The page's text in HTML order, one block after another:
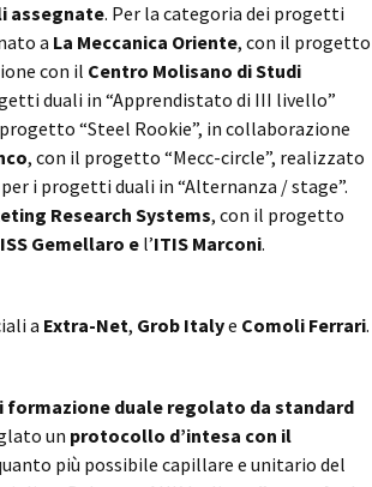
assegnate. Per la categoria dei progetti
a La Meccanica Oriente, con il progetto
con il Centro Molisano di Studi
duali in “Apprendistato di III livello”
“Steel Rookie”, in collaborazione
, con il progetto “Mecc-circle”, realizzato
i progetti duali in “Alternanza / stage”.
Research Systems, con il progetto
Gemellaro e l’ITIS Marconi.
a Extra-Net, Grob Italye Comoli Ferrari.
formazione duale regolato da standard
un protocollo d’intesa con il
più possibile capillare e unitario del